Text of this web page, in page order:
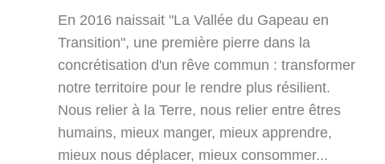
En 2016 naissait "La Vallée du Gapeau en
Transition", une première pierre dans la
concrétisation d'un rêve commun : transformer
notre territoire pour le rendre plus résilient.
Nous relier à la Terre, nous relier entre êtres
humains, mieux manger, mieux apprendre,
mieux nous déplacer, mieux consommer...